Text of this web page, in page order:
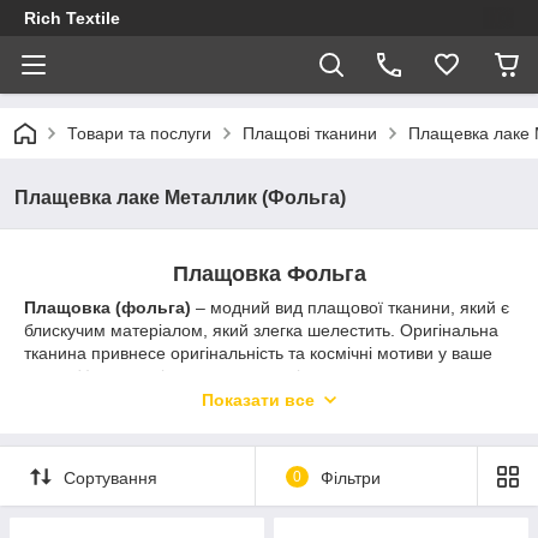
Rich Textile
Товари та послуги Плащові тканини Плащевка лаке
Плащевка лаке Металлик (Фольга)
Плащовка Фольга
Плащовка (фольга) – модний вид плащової тканини, який є
блискучим матеріалом, який злегка шелестить. Оригінальна
тканина привнесе оригінальність та космічні мотиви у ваше
життя. У нашому інтернет-магазині тканин представлена ​​
наймодніша палітра кольорів цього року!
не має у своєму складі шкідливих хімічних речовин;
Показати все
Сортування 0 Фільтри